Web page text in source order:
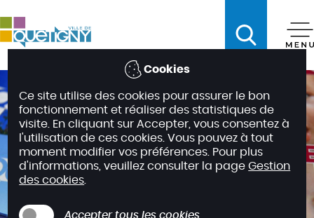
c
c
e
r
a
u
m
n
Cookies
Ce site utilise des cookies pour assurer le bon
fonctionnement et réaliser des statistiques de
visite. En cliquant sur Accepter, vous consentez à
l'utilisation de ces cookies. Vous pouvez à tout
moment modifier vos préférences. Pour plus
d'informations, veuillez consulter la pageGestion
des cookies.
Accepter tous les cookies